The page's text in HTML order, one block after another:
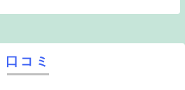
ません。というか、福島競馬場でたくさ
口コミ